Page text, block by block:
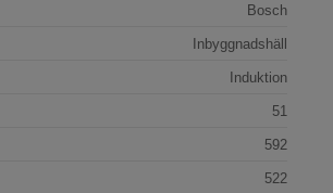
Bosch
Inbyggnadshäll
Induktion
51
592
522